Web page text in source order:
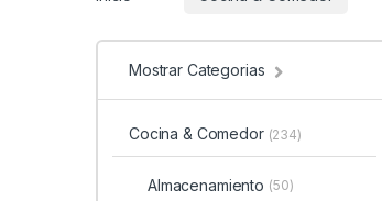
Mostrar Categorias
Cocina & Comedor (234)
Almacenamiento (50)